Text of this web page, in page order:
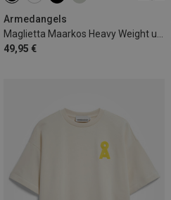
Armedangels
49,95 €